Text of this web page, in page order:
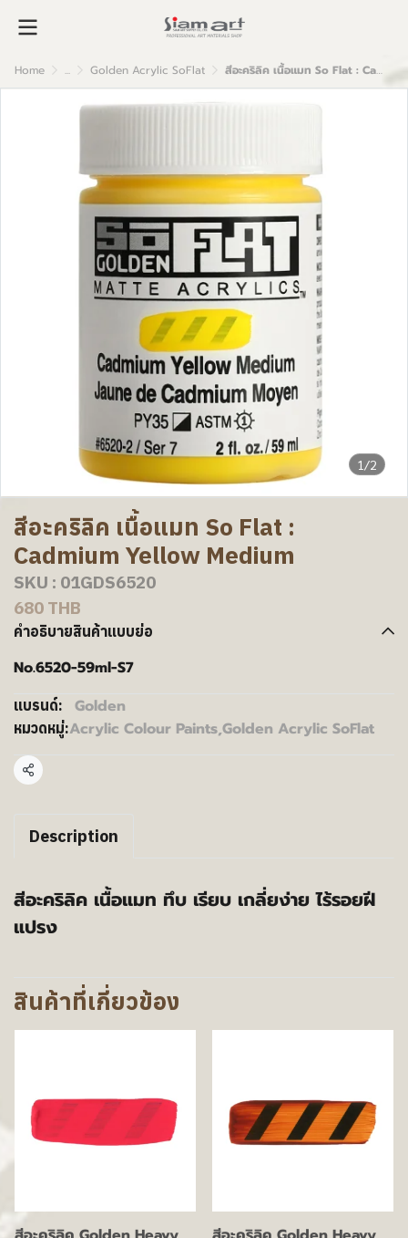
Home ... Golden Acrylic SoFlat สีอะคริลิค เนื้อแมท So Flat : Cadmium Yellow Medium
1/2
สีอะคริลิค เนื้อแมท So Flat :
Cadmium Yellow Medium
SKU : 01GDS6520
680 THB
คำอธิบายสินค้าแบบย่อ
No.6520-59ml-S7
แบรนด์: Golden
หมวดหมู่:Acrylic Colour Paints,Golden Acrylic SoFlat
แชร์
Description
สีอะคริลิค เนื้อแมท ทึบ เรียบ เกลี่ยง่าย ไร้รอยฝี
แปรง
สินค้าที่เกี่ยวข้อง